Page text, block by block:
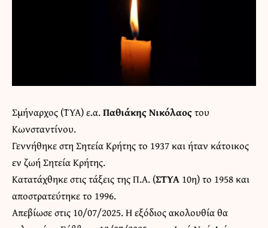
Σμήναρχος (ΤΥΑ) ε.α.Παθιάκης Νικόλαοςτου
Κωνσταντίνου.
Γεννήθηκε στη Σητεία Κρήτης το 1937 και ήταν κάτοικος
εν ζωή Σητεία Κρήτης.
Κατατάχθηκε στις τάξεις της Π.Α. (ΣΤΥΑ 10η) το 1958 και
αποστρατεύτηκε το 1996.
Απεβίωσε στις 10/07/2025. Η εξόδιος ακολουθία θα